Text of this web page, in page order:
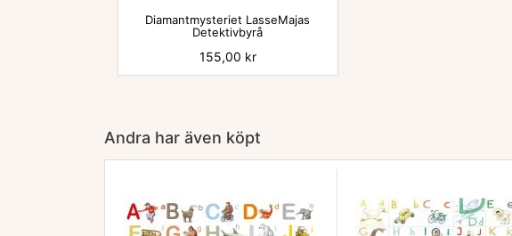

Diamantmysteriet LasseMajas
Detektivbyrå
Pris
155,00 kr
Andra har även köpt